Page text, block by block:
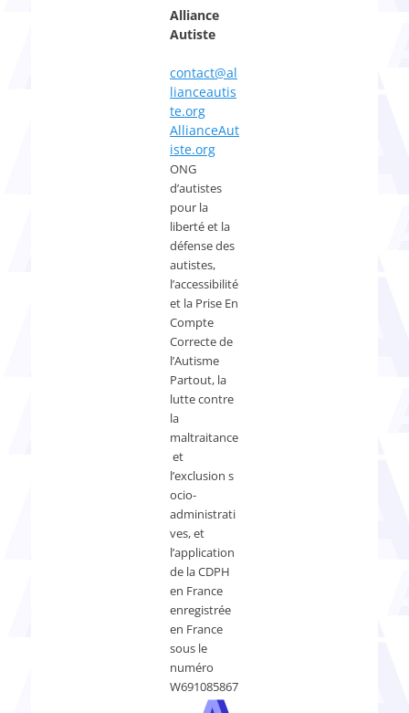
Alliance
Autiste
contact@al
lianceautis
te.org
AllianceAut
iste.org
ONG
d’autistes
pour la
liberté et la
défense des
autistes,
l’accessibilité
et la Prise En
Compte
Correcte de
l’Autisme
Partout, la
lutte contre
la
maltraitance
et
l’exclusion s
ocio-
administrati
ves, et
l’application
de la CDPH
en France
enregistrée
en France
sous le
numéro
W691085867